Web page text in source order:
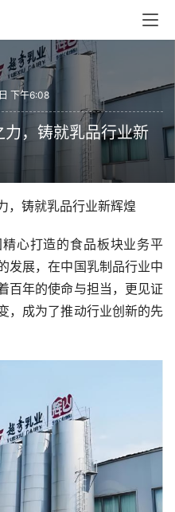
下午6:08
，铸就乳品行业新
，铸就乳品行业新辉煌
心打造的食品板块业务平
发展，在中国乳制品行业中
百年的使命与担当，更见证
，成为了推动行业创新的先